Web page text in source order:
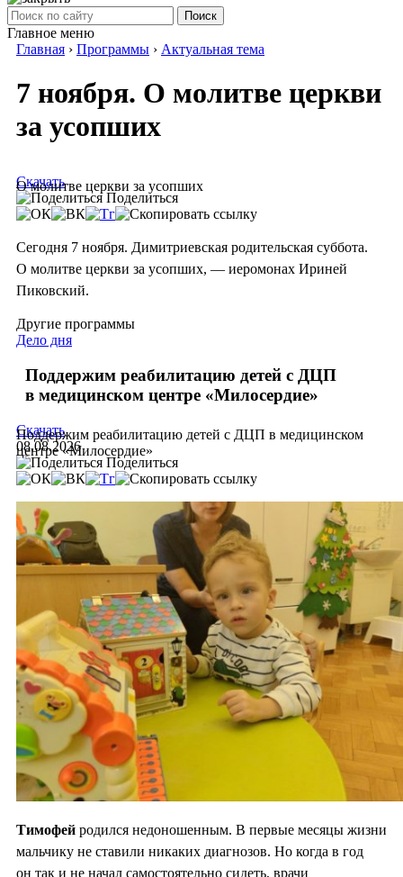
Поиск
Главное меню
Главная › Программы › Актуальная тема
7 ноября. О молитве церкви
за усопших
О молитве церкви за усопших
Скачать
Поделиться
Сегодня 7 ноября. Димитриевская родительская суббота.
О молитве церкви за усопших, — иеромонах Ириней
Пиковский.
Другие программы
Дело дня
Поддержим реабилитацию детей с ДЦП
в медицинском центре «Милосердие»
Поддержим реабилитацию детей с ДЦП в медицинском
центре «Милосердие»
Скачать
08.08.2026
Поделиться
Тимофей родился недоношенным. В первые месяцы жизни
мальчику не ставили никаких диагнозов. Но когда в год
он так и не начал самостоятельно сидеть, врачи